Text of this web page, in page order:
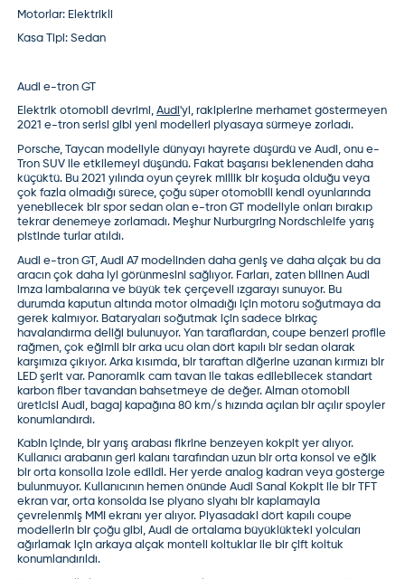
Motorlar: Elektrikli
Kasa Tipi: Sedan
Audi e-tron GT
Elektrik otomobil devrimi,Audi'yi, rakiplerine merhamet göstermeyen
2021 e-tron serisi gibi yeni modelleri piyasaya sürmeye zorladı.
Porsche, Taycan modeliyle dünyayı hayrete düşürdü ve Audi, onu e-
Tron SUV ile etkilemeyi düşündü. Fakat başarısı beklenenden daha
küçüktü. Bu 2021 yılında oyun çeyrek millik bir koşuda olduğu veya
çok fazla olmadığı sürece, çoğu süper otomobili kendi oyunlarında
yenebilecek bir spor sedan olan e-tron GT modeliyle onları bırakıp
tekrar denemeye zorlamadı. Meşhur Nurburgring Nordschleife yarış
pistinde turlar atıldı.
Audi e-tron GT, Audi A7 modelinden daha geniş ve daha alçak bu da
aracın çok daha iyi görünmesini sağlıyor. Farları, zaten bilinen Audi
imza lambalarına ve büyük tek çerçeveli ızgarayı sunuyor. Bu
durumda kaputun altında motor olmadığı için motoru soğutmaya da
gerek kalmıyor. Bataryaları soğutmak için sadece birkaç
havalandırma deliği bulunuyor. Yan taraflardan, coupe benzeri profile
rağmen, çok eğimli bir arka ucu olan dört kapılı bir sedan olarak
karşımıza çıkıyor. Arka kısımda, bir taraftan diğerine uzanan kırmızı bir
LED şerit var. Panoramik cam tavan ile takas edilebilecek standart
karbon fiber tavandan bahsetmeye de değer. Alman otomobil
üreticisi Audi, bagaj kapağına 80 km/s hızında açılan bir açılır spoyler
konumlandırdı.
Kabin içinde, bir yarış arabası fikrine benzeyen kokpit yer alıyor.
Kullanıcı arabanın geri kalanı tarafından uzun bir orta konsol ve eğik
bir orta konsolla izole edildi. Her yerde analog kadran veya gösterge
bulunmuyor. Kullanıcının hemen önünde Audi Sanal Kokpit ile bir TFT
ekran var, orta konsolda ise piyano siyahı bir kaplamayla
çevrelenmiş MMI ekranı yer alıyor. Piyasadaki dört kapılı coupe
modellerin bir çoğu gibi, Audi de ortalama büyüklükteki yolcuları
ağırlamak için arkaya alçak monteli koltuklar ile bir çift koltuk
konumlandırıldı.